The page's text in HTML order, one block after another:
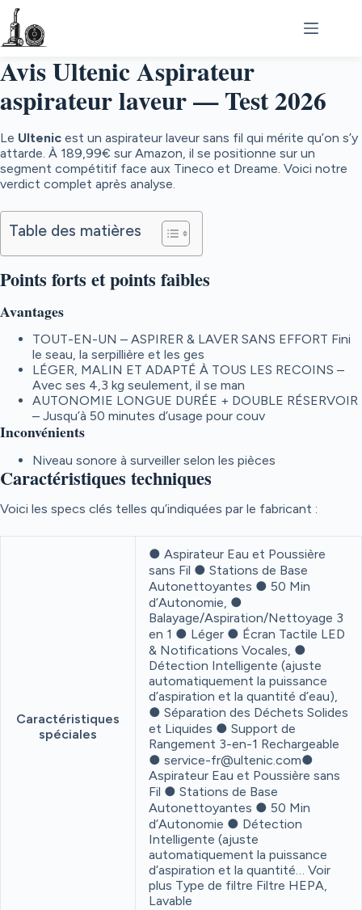
Passer
au
contenu
Avis Ultenic Aspirateur
aspirateur laveur — Test 2026
Le Ultenic est un aspirateur laveur sans fil qui mérite qu’on s’y
attarde. À 189,99€ sur Amazon, il se positionne sur un
segment compétitif face aux Tineco et Dreame. Voici notre
verdict complet après analyse.
Table des matières
Points forts et points faibles
Avantages
TOUT-EN-UN – ASPIRER & LAVER SANS EFFORT Fini
le seau, la serpillière et les ges
LÉGER, MALIN ET ADAPTÉ À TOUS LES RECOINS –
Avec ses 4,3 kg seulement, il se man
AUTONOMIE LONGUE DURÉE + DOUBLE RÉSERVOIR
– Jusqu’à 50 minutes d’usage pour couv
Inconvénients
Niveau sonore à surveiller selon les pièces
Caractéristiques techniques
Voici les specs clés telles qu’indiquées par le fabricant :
Caractéristiques
spéciales
● Aspirateur Eau et Poussière
sans Fil ● Stations de Base
Autonettoyantes ● 50 Min
d’Autonomie, ●
Balayage/Aspiration/Nettoyage 3
en 1 ● Léger ● Écran Tactile LED
& Notifications Vocales, ●
Détection Intelligente (ajuste
automatiquement la puissance
d’aspiration et la quantité d’eau),
● Séparation des Déchets Solides
et Liquides ● Support de
Rangement 3-en-1 Rechargeable
● service-fr@ultenic.com●
Aspirateur Eau et Poussière sans
Fil ● Stations de Base
Autonettoyantes ● 50 Min
d’Autonomie ● Détection
Intelligente (ajuste
automatiquement la puissance
d’aspiration et la quantité… Voir
plus Type de filtre Filtre HEPA,
Lavable